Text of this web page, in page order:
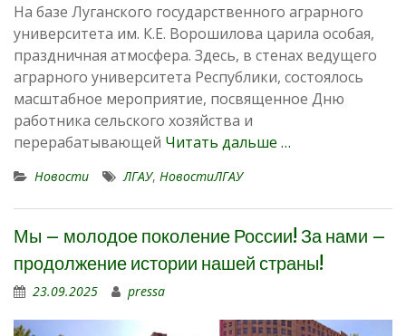
На базе Луганского государственного аграрного
университета им. К.Е. Ворошилова царила особая,
праздничная атмосфера. Здесь, в стенах ведущего
аграрного университета Республики, состоялось
масштабное мероприятие, посвященное Дню
работника сельского хозяйства и
перерабатывающей Читать дальше …
Новости ЛГАУ, НовостиЛГАУ
Мы – молодое поколение России! За нами –
продолжение истории нашей страны!
23.09.2025 pressa